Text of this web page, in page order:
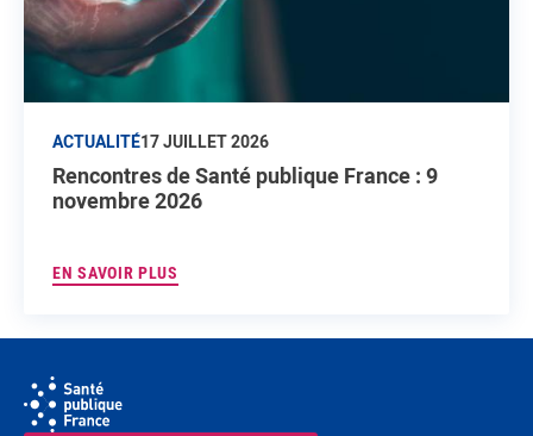
ACTUALITÉ17 JUILLET 2026
Rencontres de Santé publique France : 9
novembre 2026
EN SAVOIR PLUS